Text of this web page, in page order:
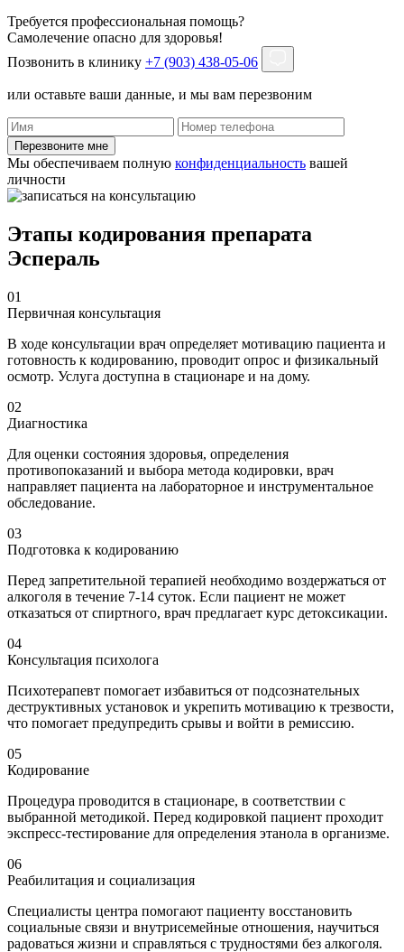
Требуется профессиональная помощь?
Самолечение опасно для здоровья!
Позвонить в клинику +7 (903) 438-05-06
или оставьте ваши данные, и мы вам перезвоним
Перезвоните мне
Мы обеспечиваем полную конфиденциальность вашей
личности
Этапы кодирования препарата
Эспераль
01
Первичная консультация
В ходе консультации врач определяет мотивацию пациента и
готовность к кодированию, проводит опрос и физикальный
осмотр. Услуга доступна в стационаре и на дому.
02
Диагностика
Для оценки состояния здоровья, определения
противопоказаний и выбора метода кодировки, врач
направляет пациента на лабораторное и инструментальное
обследование.
03
Подготовка к кодированию
Перед запретительной терапией необходимо воздержаться от
алкоголя в течение 7-14 суток. Если пациент не может
отказаться от спиртного, врач предлагает курс детоксикации.
04
Консультация психолога
Психотерапевт помогает избавиться от подсознательных
деструктивных установок и укрепить мотивацию к трезвости,
что помогает предупредить срывы и войти в ремиссию.
05
Кодирование
Процедура проводится в стационаре, в соответствии с
выбранной методикой. Перед кодировкой пациент проходит
экспресс-тестирование для определения этанола в организме.
06
Реабилитация и социализация
Специалисты центра помогают пациенту восстановить
социальные связи и внутрисемейные отношения, научиться
радоваться жизни и справляться с трудностями без алкоголя.